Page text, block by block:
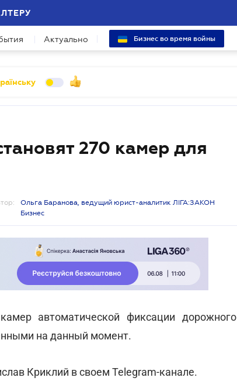
Актуально Бизнес во время войны
270 камер для
Ольга Баранова, ведущий юрист-аналитик ЛІГА:ЗАКОН
Бизнес
автоматической фиксации дорожного
на данный момент.
Криклий в своем Telegram-канале.